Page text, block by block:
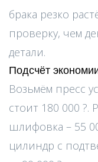
брака резко
проверку, чем
детали.
Подсчёт
Возьмём пресс
стоит 180 000 ?.
шлифовка – 55
цилиндр с